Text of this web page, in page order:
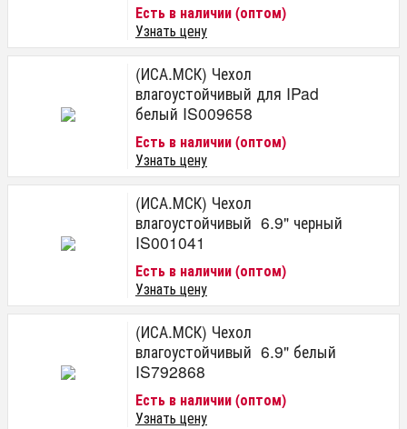
Есть в наличии (оптом)
Узнать цену
(ИСА.МСК) Чехол
влагоустойчивый для IPad
белый IS009658
Есть в наличии (оптом)
Узнать цену
(ИСА.МСК) Чехол
влагоустойчивый 6.9" черный
IS001041
Есть в наличии (оптом)
Узнать цену
(ИСА.МСК) Чехол
влагоустойчивый 6.9" белый
IS792868
Есть в наличии (оптом)
Узнать цену